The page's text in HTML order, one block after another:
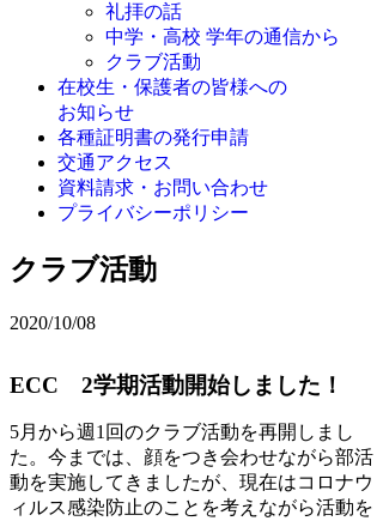
礼拝の話
中学・高校 学年の通信から
クラブ活動
在校生・保護者の皆様への
お知らせ
各種証明書の発行申請
交通アクセス
資料請求・お問い合わせ
プライバシーポリシー
クラブ活動
2020/10/08
ECC 2学期活動開始しました！
5月から週1回のクラブ活動を再開しまし
た。今までは、顔をつき会わせながら部活
動を実施してきましたが、現在はコロナウ
ィルス感染防止のことを考えながら活動を